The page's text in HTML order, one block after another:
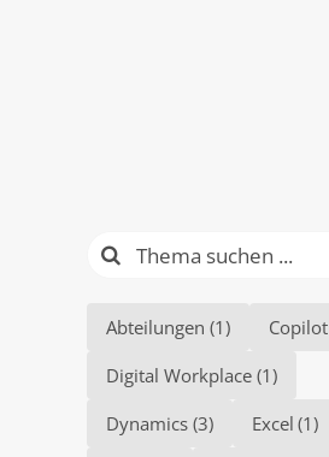
Suche
nach:
Abteilungen (1) Copilot
Digital Workplace (1)
Dynamics (3) Excel (1)